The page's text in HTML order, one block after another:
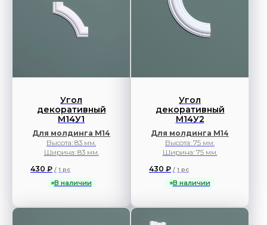
Угол
декоративный
М14У1
Для молдинга М14
Высота: 83 мм.
Ширина: 83 мм.
430 ₽ / 1 pc
В наличии
Угол
декоративный
М14У2
Для молдинга М14
Высота: 75 мм.
Ширина: 75 мм.
430 ₽ / 1 pc
В наличии